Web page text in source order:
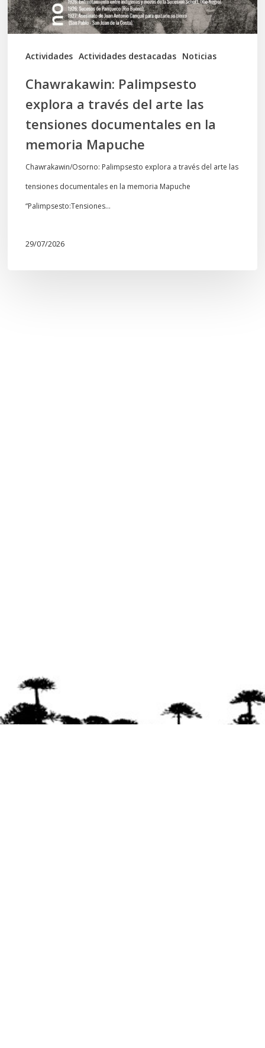
Actividades Actividades destacadas Noticias
las
tensiones
documentales
memoria
Mapuche
Chawrakawin: Palimpsesto
explora a través del arte las
tensiones documentales en la
memoria Mapuche
Chawrakawin/Osorno: Palimpsesto explora a través del arte las
tensiones documentales en la memoria Mapuche
“Palimpsesto:Tensiones…
29/07/2026